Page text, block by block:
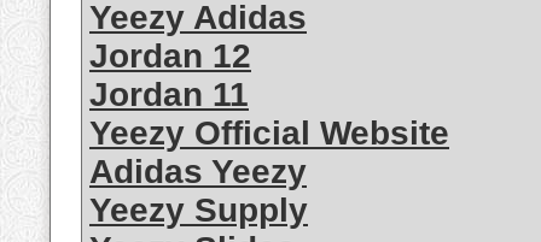
Yeezy Adidas
Jordan 12
Jordan 11
Yeezy Official Website
Adidas Yeezy
Yeezy Supply